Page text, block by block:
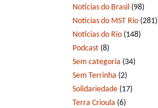
Notícias do Brasil (98)
Notícias do MST Rio (281)
Notícias do Rio (148)
Podcast (8)
Sem categoria (34)
Sem Terrinha (2)
Solidariedade (17)
Terra Crioula (6)